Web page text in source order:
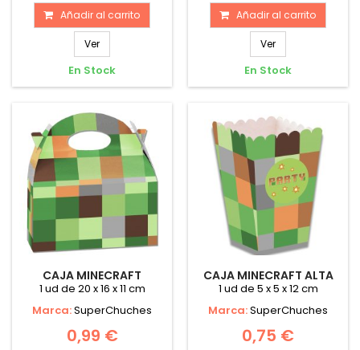
Añadir al carrito
Ver
En Stock
Añadir al carrito
Ver
En Stock
CAJA MINECRAFT
1 ud de 20 x 16 x 11 cm
Marca:SuperChuches
0,99 €
CAJA MINECRAFT ALTA
1 ud de 5 x 5 x 12 cm
Marca:SuperChuches
0,75 €